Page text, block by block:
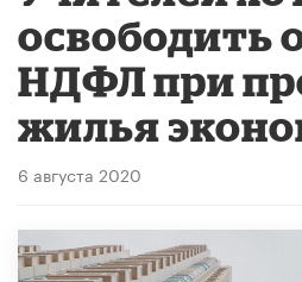
освободить
НДФЛ при
жилья
6 августа 2020